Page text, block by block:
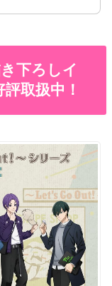
マップ対象店舗にて
下ろしイ
取扱中！